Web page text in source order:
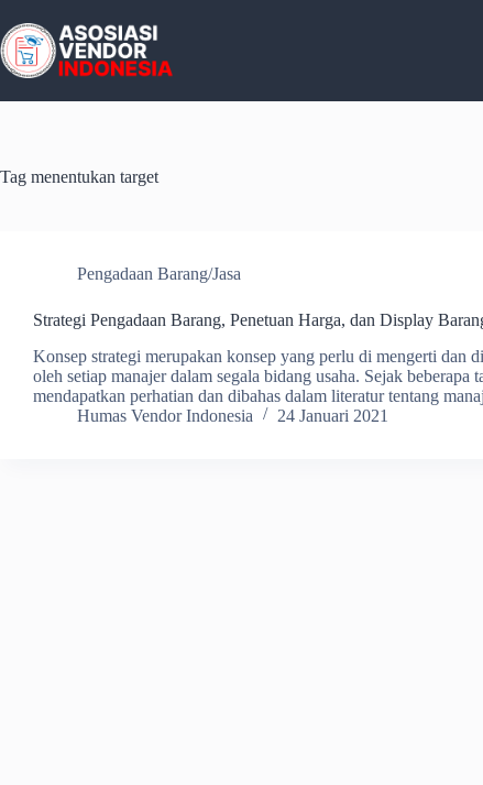
to
content
Tag menentukan target
Pengadaan Barang/Jasa
Strategi Pengadaan Barang, Penetuan Harga, dan Display
Konsep strategi merupakan konsep yang perlu di mengerti dan
oleh setiap manajer dalam segala bidang usaha. Sejak
mendapatkan perhatian dan dibahas dalam literatur tentang
Humas Vendor Indonesia
24 Januari 2021